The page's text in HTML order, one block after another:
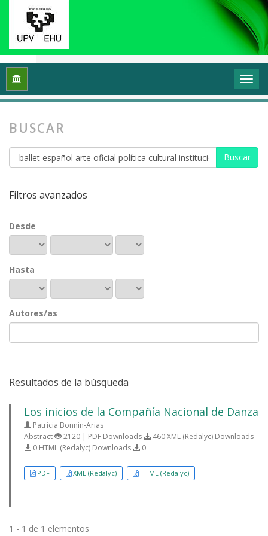
Inicio
BUSCAR
Buscar
artículos
Filtros avanzados
Desde
Hasta
Autores/as
Resultados de la búsqueda
Los inicios de la Compañía Nacional de Danza
Patricia Bonnin-Arias
Abstract
2120 | PDF Downloads
460 XML (Redalyc) Downloads
0 HTML (Redalyc) Downloads
0
PDF XML (Redalyc) HTML (Redalyc)
1 - 1 de 1 elementos